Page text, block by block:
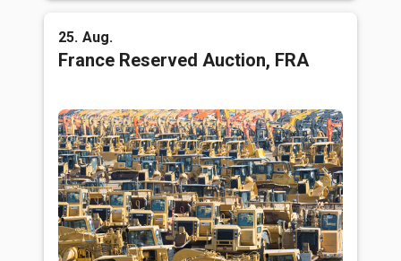
25. Aug.
France Reserved Auction, FRA